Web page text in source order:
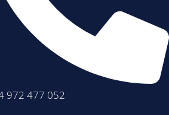
972 477 052